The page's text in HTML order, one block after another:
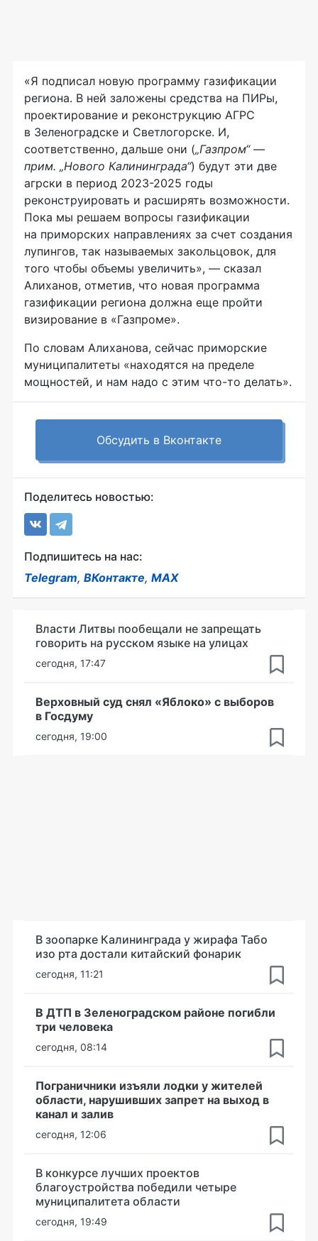
«Я подписал новую программу газификации
региона. В ней заложены средства на ПИРы,
проектирование и реконструкцию АГРС
в Зеленоградске и Светлогорске. И,
соответственно, дальше они („Газпром“ —
прим. „Нового Калининграда“) будут эти две
агрски в период 2023-2025 годы
реконструировать и расширять возможности.
Пока мы решаем вопросы газификации
на приморских направлениях за счет создания
лупингов, так называемых закольцовок, для
того чтобы объемы увеличить», — сказал
Алиханов, отметив, что новая программа
газификации региона должна еще пройти
визирование в «Газпроме».
По словам Алиханова, сейчас приморские
муниципалитеты «находятся на пределе
мощностей, и нам надо с этим что-то делать».
Обсудить в Вконтакте
Поделитесь новостью:
Подпишитесь на нас:
Telegram, ВКонтакте, MAX
Власти Литвы пообещали не запрещать
говорить на русском языке на улицах
сегодня, 17:47
Верховный суд снял «Яблоко» с выборов
в Госдуму
сегодня, 19:00
В зоопарке Калининграда у жирафа Табо
изо рта достали китайский фонарик
сегодня, 11:21
В ДТП в Зеленоградском районе погибли
три человека
сегодня, 08:14
Пограничники изъяли лодки у жителей
области, нарушивших запрет на выход в
канал и залив
сегодня, 12:06
В конкурсе лучших проектов
благоустройства победили четыре
муниципалитета области
сегодня, 19:49